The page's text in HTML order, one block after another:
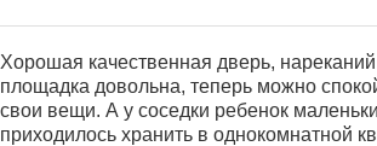
Хорошая качественная дверь, нареканий
площадка довольна, теперь можно
свои вещи. А у соседки ребенок
приходилось хранить в однокомнатной